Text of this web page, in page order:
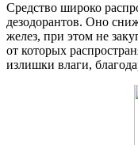
Средство широко
дезодорантов. Оно
желез, при этом не
от которых
излишки влаги,